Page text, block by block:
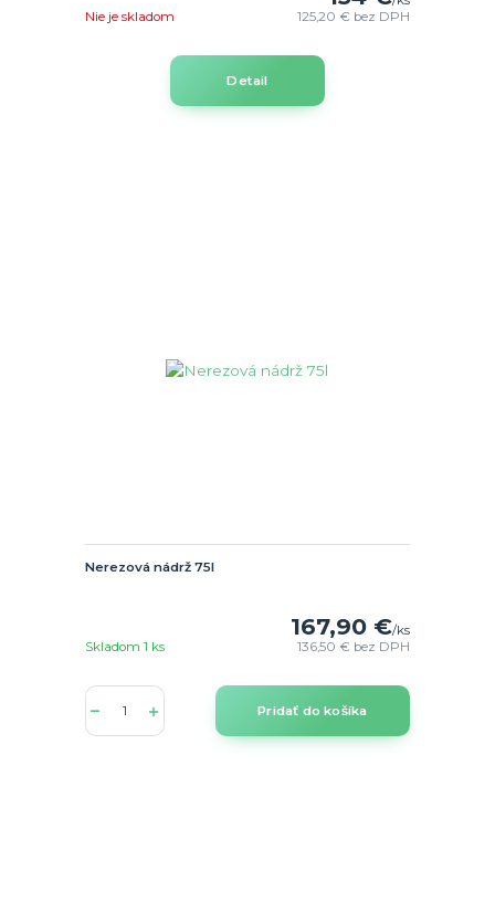
125,20 € bez DPH
Nie je skladom
Detail
Nerezová nádrž 75l
167,90 €/ks
136,50 € bez DPH
Skladom 1 ks
Pridať do košíka